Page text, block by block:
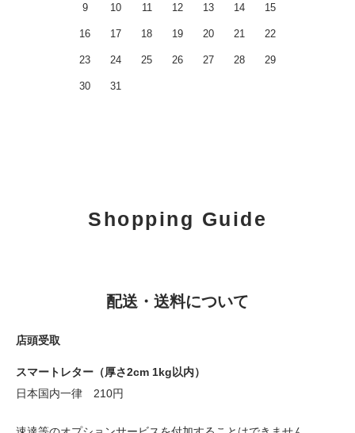
9 10 11 12 13 14 15
16 17 18 19 20 21 22
23 24 25 26 27 28 29
30 31
Shopping Guide
配送・送料について
店頭受取
スマートレター（厚さ2cm 1kg以内）
日本国内一律 210円